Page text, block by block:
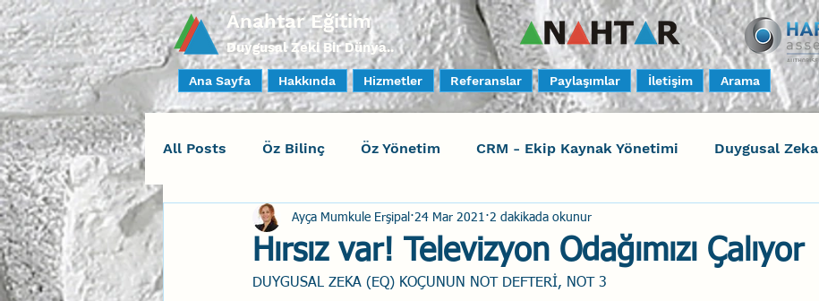
Anahtar Eğitim
Duygusal Zeki Bir Dünya..
Ana Sayfa Hakkında Hizmetler Referanslar Paylaşımlar İletişim Arama
All Posts Öz Bilinç Öz Yönetim CRM - Ekip Kaynak Yönetimi Duygusal Zeka
Sosyal Bilinç İlişki Yönetimi Harrison Assessments
Yaratıcı Drama İnsan Faktörleri - Human Factors
Hırsız var! Televizyon Odağımızı Çalıyor
Ayça Mumkule Erşipal 24 Mar 2021 2 dakikada okunur
DUYGUSAL ZEKA (EQ) KOÇUNUN NOT DEFTERİ, NOT 3